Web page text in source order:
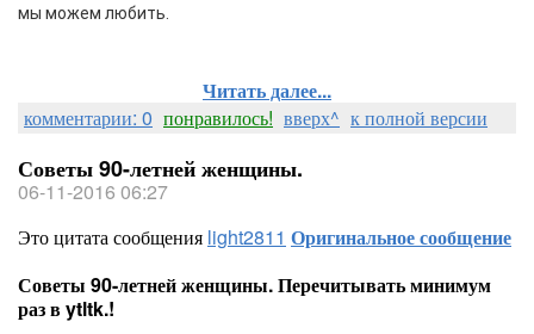
мы можем любить.
Читать далее...
комментарии: 0 понравилось! вверх^ к полной версии
Советы 90-летней женщины.
06-11-2016 06:27
Это цитата сообщения light2811 Оригинальное сообщение
Советы 90-летней женщины. Перечитывать минимум
раз в ytltk.!